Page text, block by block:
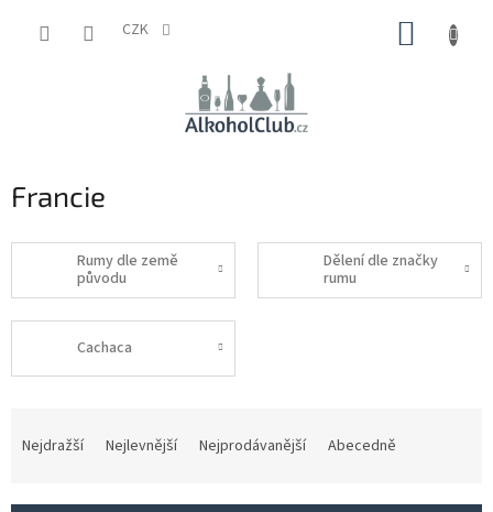
CZK
Francie
Rumy dle země
původu
Dělení dle značky
rumu
Cachaca
Nejdražší Nejlevnější Nejprodávanější Abecedně